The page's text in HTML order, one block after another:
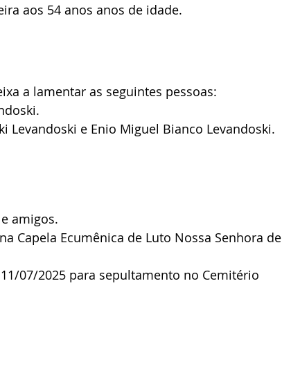
aos 54 anos anos de idade.
a lamentar as seguintes pessoas:
Levandoski e Enio Miguel Bianco Levandoski.
amigos.
Capela Ecumênica de Luto Nossa Senhora de
07/2025 para sepultamento no Cemitério